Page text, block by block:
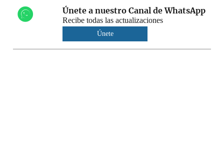
Únete a nuestro Canal de WhatsApp
Recibe todas las actualizaciones
Únete